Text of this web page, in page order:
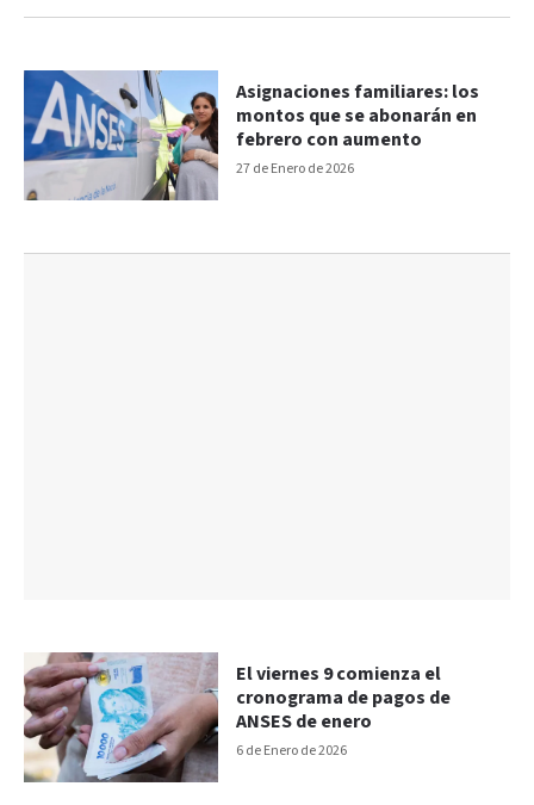
27 de Enero de 2026
Asignaciones familiares: los
montos que se abonarán en
febrero con aumento
6 de Enero de 2026
El viernes 9 comienza el
cronograma de pagos de
ANSES de enero